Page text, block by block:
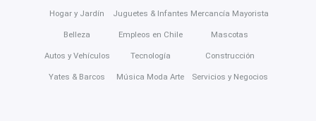
Hogar y Jardín
Belleza
Autos y Vehículos
Yates & Barcos
Juguetes & Infantes
Empleos en Chile
Tecnología
Música Moda Arte
Mercancía Mayorista
Mascotas
Construcción
Servicios y Negocios